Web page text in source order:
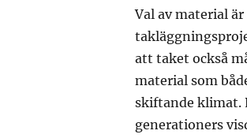
Val av material
att taket också
material som
skiftande klimat.
generationers